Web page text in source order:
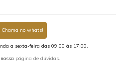
Chama no whats!
a sexta-feira das 09:00 às 17:00.
página de dúvidas.